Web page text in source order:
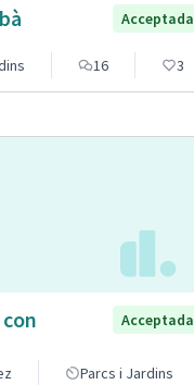
Acceptada
16 3
Acceptada
Parcs i Jardins